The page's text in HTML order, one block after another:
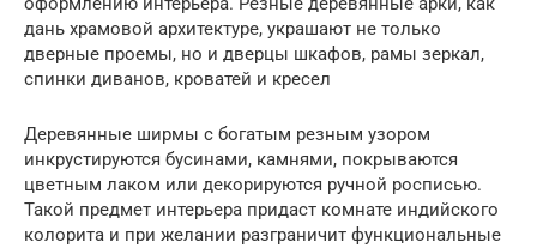
дань храмовой архитектуре, украшают не только
дверные проемы, но и дверцы шкафов, рамы зеркал,
спинки диванов, кроватей и кресел
Деревянные ширмы с богатым резным узором
инкрустируются бусинами, камнями, покрываются
цветным лаком или декорируются ручной росписью.
Такой предмет интерьера придаст комнате индийского
колорита и при желании разграничит функциональные